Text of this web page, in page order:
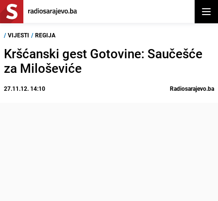
/ VIJESTI / REGIJA
Kršćanski gest Gotovine: Saučešće
za Miloševiće
27.11.12. 14:10 Radiosarajevo.ba